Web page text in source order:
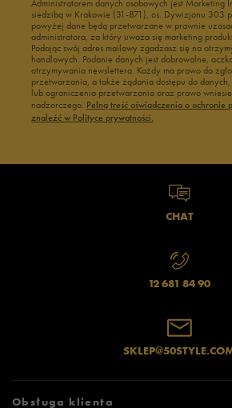
Administratorem danych osobowych jest Marketing
siedzibą w Krakowie (31-871), os. Dywizjonu 303
powyżej dane będą przetwarzane w prawnie
administratora, za który uważa się marketing
Podając swój adres mailowy zgadzasz się na
handlowych. Podanie danych jest dobrowolne,
otrzymywania newslettera. Każdy ma prawo do
przetwarzania, a także żądania dostępu do
lub ograniczenia przetwarzania oraz prawo
nadzorczego. Pełną treść oświadczenia o ochronie
znaleźć w Polityce prywatności.
CHAT
12 681 84 90
Obsługa klienta